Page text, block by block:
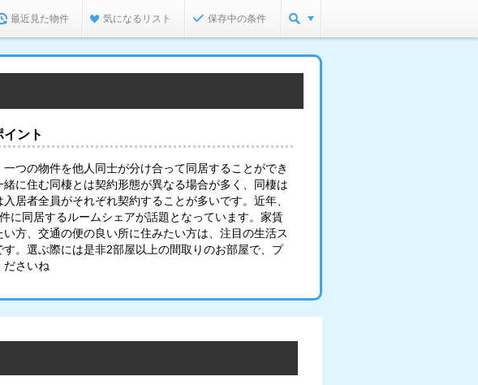
最近見た物件 気になるリスト 保存中の条件
ント
つの物件を他人同士が分け合って同居することができ
に住む同棲とは契約形態が異なる場合が多く、同棲は
居者全員がそれぞれ契約することが多いです。近年、
に同居するルームシェアが話題となっています。家賃
方、交通の便の良い所に住みたい方は、注目の生活ス
。選ぶ際には是非2部屋以上の間取りのお部屋で、プ
ださいね